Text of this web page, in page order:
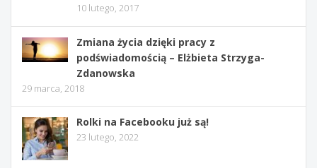
10 lutego, 2017
Zmiana życia dzięki pracy z
podświadomością – Elżbieta Strzyga-
Zdanowska
29 marca, 2018
Rolki na Facebooku już są!
23 lutego, 2022